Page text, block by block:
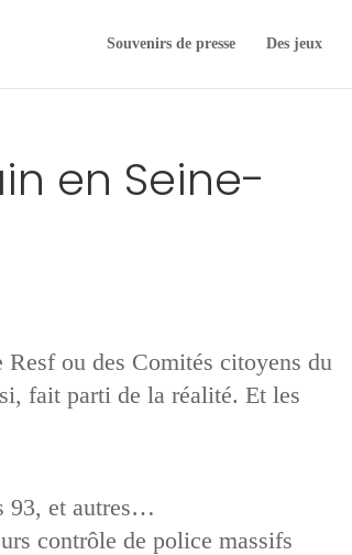
Souvenirs de presse Des jeux
en Seine-
ou des Comités citoyens du
fait parti de la réalité. Et les
93, et autres…
contrôle de police massifs